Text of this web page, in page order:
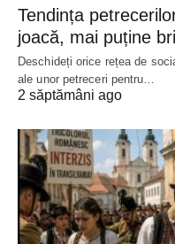
Tendința
joacă, mai puține
Deschideți orice rețea de
ale unor petreceri pentru…
2 săptămâni ago